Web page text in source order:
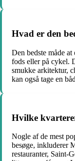
Hvad er den
Den bedste måde
fods eller på cykel.
smukke arkitektur,
kan også tage en
Hvilke
Nogle af de mest
besøge, inkluderer
restauranter, Saint-